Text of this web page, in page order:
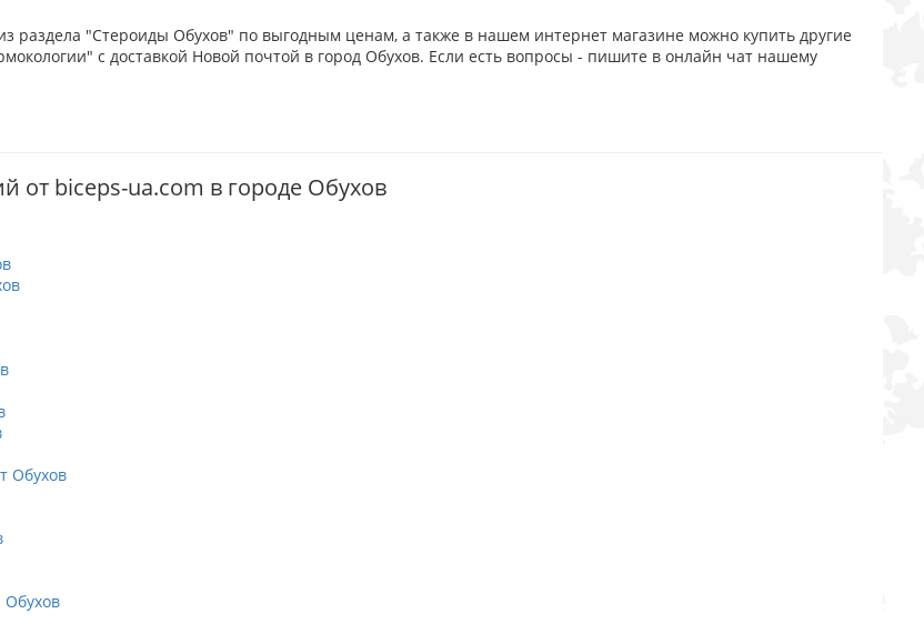
раздела "Стероиды Обухов" по выгодным ценам, а также в нашем интернет магазине можно купить другие
с доставкой Новой почтой в город Обухов. Если есть вопросы - пишите в онлайн чат нашему
от biceps-ua.com в городе Обухов
Обухов
Обухов